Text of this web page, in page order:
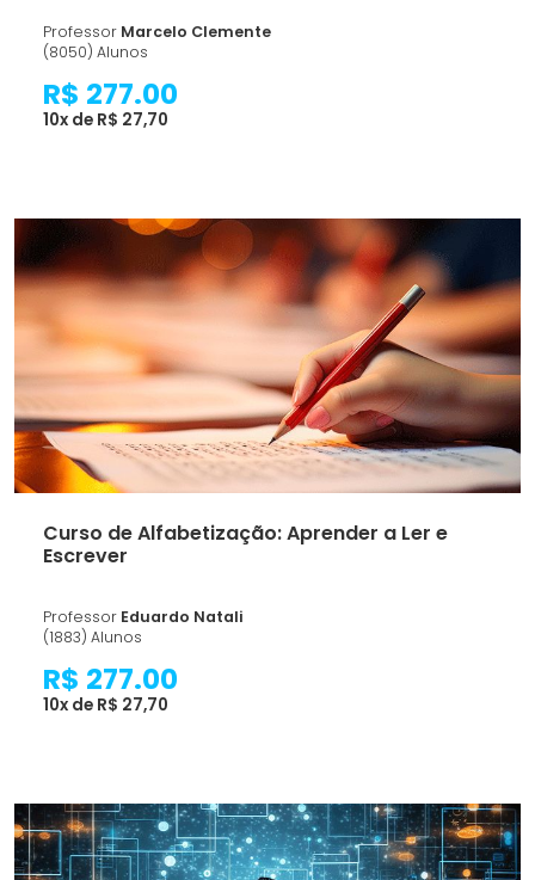
Professor Marcelo Clemente
(8050) Alunos
R$ 277.00
10x de R$ 27,70
Curso de Alfabetização: Aprender a Ler e
Escrever
Professor Eduardo Natali
(1883) Alunos
R$ 277.00
10x de R$ 27,70